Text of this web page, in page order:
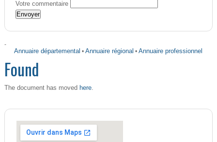
Votre commentaire
-
Annuaire départemental •Annuaire régional •Annuaire professionnel
Found
The document has moved here.